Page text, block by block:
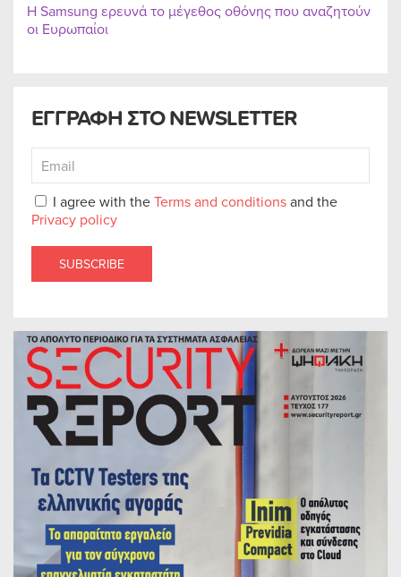
ΕΓΓΡΑΦΗ ΣΤΟ NEWSLETTER
I agree with theTerms and conditionsand the
Privacy policy
SUBSCRIBE
Η Samsung ερευνά το μέγεθος οθόνης που αναζητούν
οι Ευρωπαίοι